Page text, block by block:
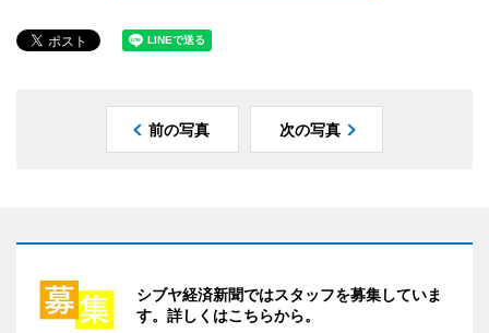
前の写真 次の写真
シブヤ経済新聞ではスタッフを募集していま
す。詳しくはこちらから。